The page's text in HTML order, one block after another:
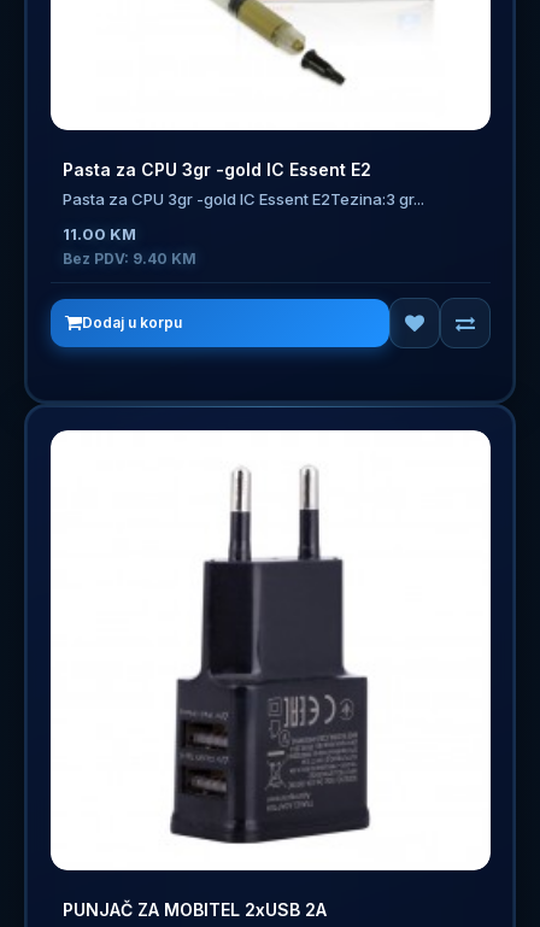
Pasta za CPU 3gr -gold IC Essent E2
Pasta za CPU 3gr -gold IC Essent E2Tezina:3 gr...
11.00 KM
Bez PDV: 9.40 KM
Dodaj u korpu
PUNJAČ ZA MOBITEL 2xUSB 2A